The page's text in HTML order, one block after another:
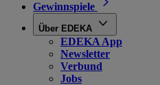
Gewinnspiele
Über EDEKA
EDEKA App
Newsletter
Verbund
Jobs